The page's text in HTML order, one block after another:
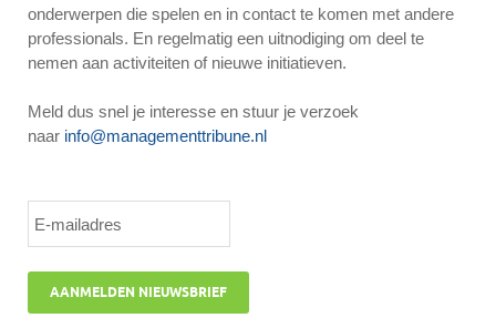
onderwerpen die spelen en in contact te komen met andere
professionals. En regelmatig een uitnodiging om deel te
nemen aan activiteiten of nieuwe initiatieven.
Meld dus snel je interesse en stuur je verzoek
naar info@managementtribune.nl